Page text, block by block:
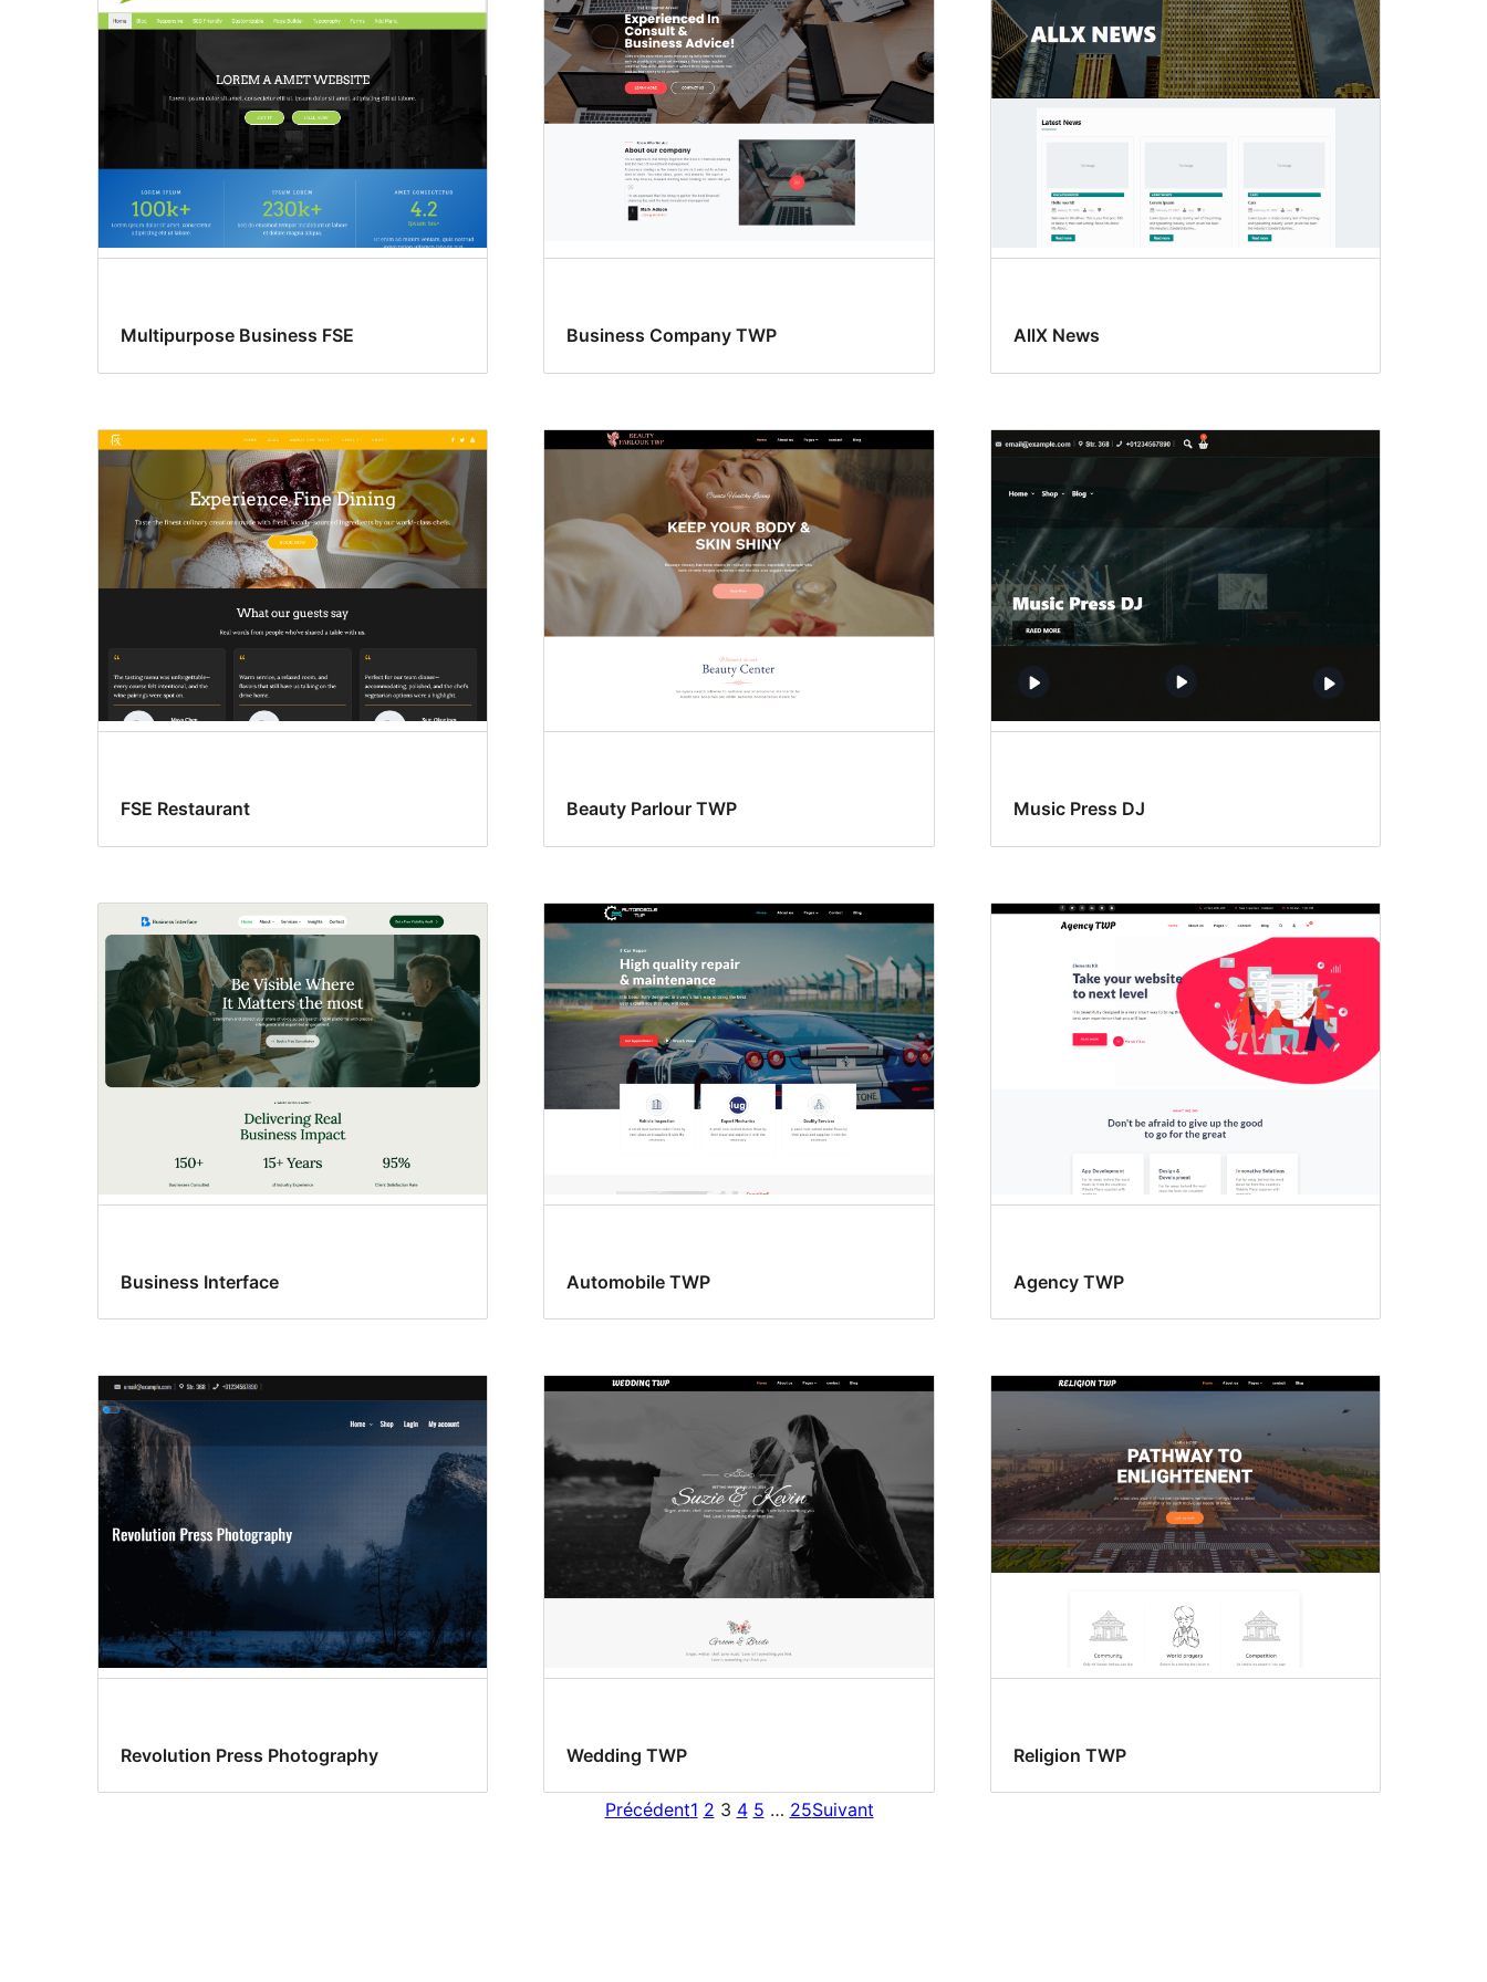
Multipurpose Business FSE Business Company TWP AllX News
FSE Restaurant Beauty Parlour TWP Music Press DJ
Business Interface Automobile TWP Agency TWP
Revolution Press Photography Wedding TWP Religion TWP
Précédent1 2 3 4 5 … 25Suivant